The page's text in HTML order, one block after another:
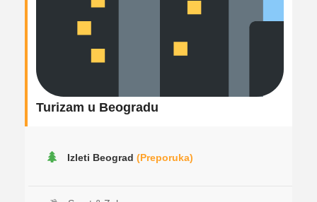
Turizam u Beogradu
Izleti Beograd (Preporuka)